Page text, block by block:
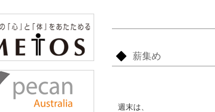
薪集め
週末は、